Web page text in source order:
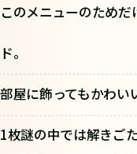
このメニューのため
ド。
部屋に飾ってもかわい
1枚謎の中では解きご